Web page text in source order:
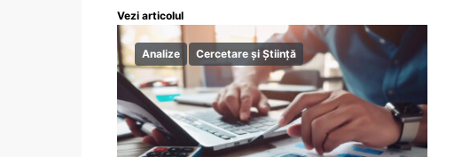
Vezi articolul
Analize Cercetare și Știință